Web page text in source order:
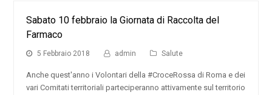
Sabato 10 febbraio la Giornata di Raccolta del
Farmaco
5 Febbraio 2018 admin Salute
Anche quest'anno i Volontari della #CroceRossa di Roma e dei
vari Comitati territoriali parteciperanno attivamente sul territorio